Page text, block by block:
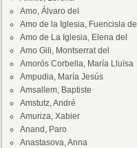
Amo, Álvaro del
Amo de la Iglesia, Fuencisla del
Amo de La Iglesia, Elena del
Amo Gili, Montserrat del
Amorós Corbella, María Lluïsa
Ampudia, María Jesús
Amsallem, Baptiste
Amstutz, André
Amuriza, Xabier
Anand, Paro
Anastasova, Anna